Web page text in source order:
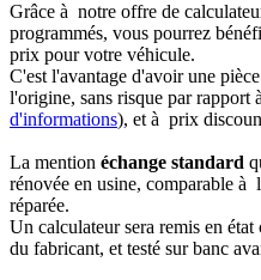
Grâce à notre offre de
programmés, vous pourrez
prix pour votre véhicule.
C'est l'avantage d'avoir une
l'origine, sans risque par rapport
d'informations), et à prix
La mention échange standard
rénovée en usine, comparable
réparée.
Un calculateur sera remis en
du fabricant, et testé sur banc